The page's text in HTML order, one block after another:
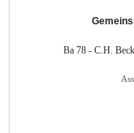
Ba 78 - C.H.